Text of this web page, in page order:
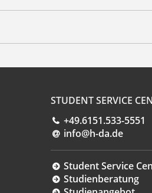
STUDENT SERVICE
+49.6151.533-5551
info@h-da.de
Student Service
Studienberatung